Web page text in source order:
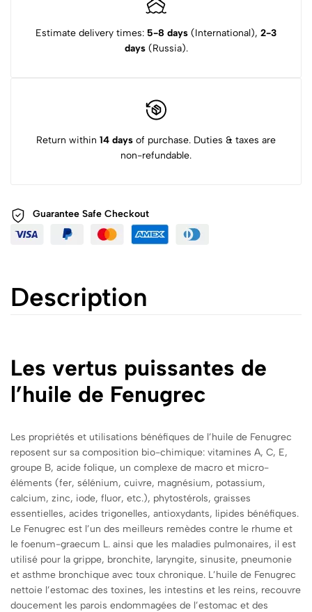
Estimate delivery times: 5-8 days (International), 2-3
days(Russia).
Return within 14 days of purchase. Duties & taxes are
non-refundable.
Guarantee Safe Checkout
Description
Les vertus puissantes de
l’huile de Fenugrec
Les propriétés et utilisations bénéfiques de l’huile de Fenugrec
reposent sur sa composition bio-chimique: vitamines A, C, E,
groupe B, acide folique, un complexe de macro et micro-
éléments (fer, sélénium, cuivre, magnésium, potassium,
calcium, zinc, iode, fluor, etc.), phytostérols, graisses
essentielles, acides trigonelles, antioxydants, lipides bénéfiques.
Le Fenugrec est l’un des meilleurs remèdes contre le rhume et
le foenum-graecum L. ainsi que les maladies pulmonaires, il est
utilisé pour la grippe, bronchite, laryngite, sinusite, pneumonie
et asthme bronchique avec toux chronique. L’huile de Fenugrec
nettoie l’estomac des toxines, les intestins et les reins, recouvre
doucement les parois endommagées de l’estomac et des